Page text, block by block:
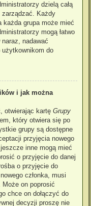
dzielą całą
zarządzać. Każdy
każda grupa może mieć
mogą łatwo
nadawać
użytkownikom do
i jak można
otwierając kartę Grupy
który otwiera się po
grupy są dostępne
przyjęcia nowego
inne mogą mieć
o przyjęcie do danej
o przyjęcie do
członka, musi
on poprosić
chce on dołączyć do
decyzji proszę nie